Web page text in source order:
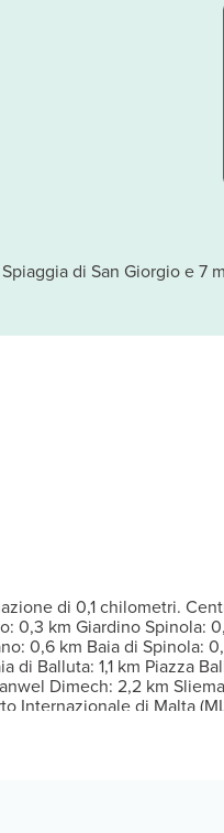
di San Giorgio e 7
di 0,1 chilometri.
0,3 km Giardino Spinola:
0,6 km Baia di Spinola:
Balluta: 1,1 km Piazza
Dimech: 2,2 km
Internazionale di Malta
piatto. Il Wi-Fi
aggiuntivi possono
il viso. Il
e una reception
e approfitta del
è classificata come 4 stelle.